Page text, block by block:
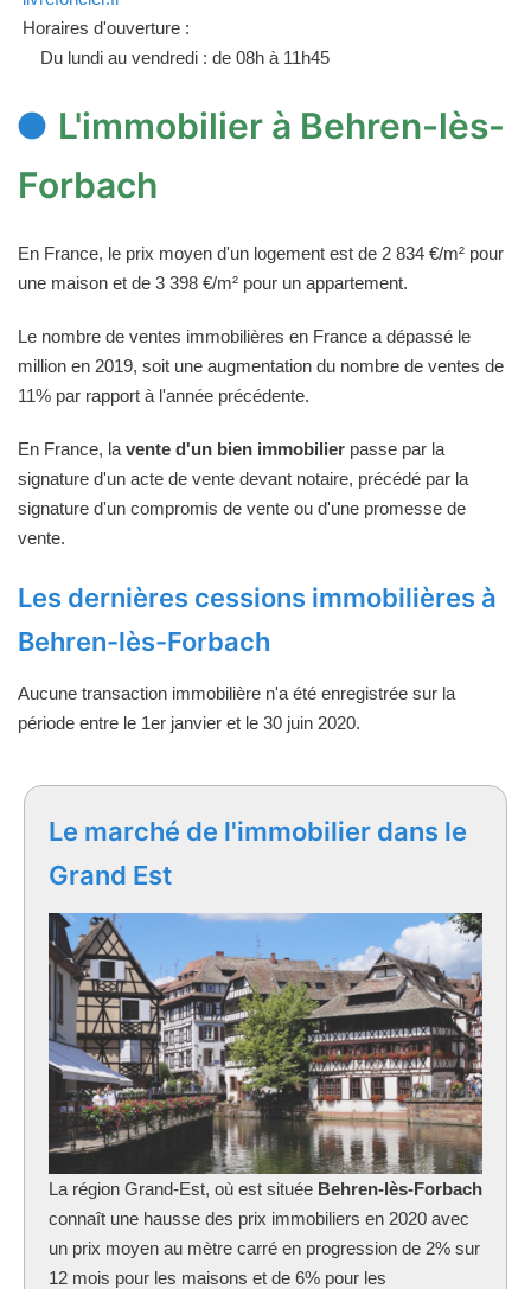
Horaires d'ouverture :
Du lundi au vendredi : de 08h à 11h45
L'immobilier à Behren-lès-
Forbach
En France, le prix moyen d'un logement est de 2 834 €/m² pour
une maison et de 3 398 €/m² pour un appartement.
Le nombre de ventes immobilières en France a dépassé le
million en 2019, soit une augmentation du nombre de ventes de
11% par rapport à l'année précédente.
En France, la vente d'un bien immobilier passe par la
signature d'un acte de vente devant notaire, précédé par la
signature d'un compromis de vente ou d'une promesse de
vente.
Les dernières cessions immobilières à
Behren-lès-Forbach
Aucune transaction immobilière n'a été enregistrée sur la
période entre le 1er janvier et le 30 juin 2020.
Le marché de l'immobilier dans le
Grand Est
La région Grand-Est, où est située Behren-lès-Forbach
connaît une hausse des prix immobiliers en 2020 avec
un prix moyen au mètre carré en progression de 2% sur
12 mois pour les maisons et de 6% pour les